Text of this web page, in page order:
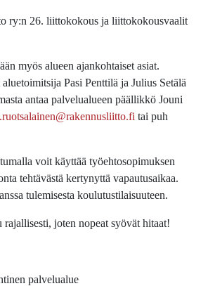
26. liittokokous ja liittokokousvaalit
myös alueen ajankohtaiset asiat.
Pasi Penttilä ja Julius Setälä
antaa palvelualueen päällikkö Jouni
tai puh
voit käyttää työehtosopimuksen
tehtävästä kertynyttä vapautusaikaa.
tulemisesta koulutustilaisuuteen.
joten nopeat syövät hitaat!
palvelualue